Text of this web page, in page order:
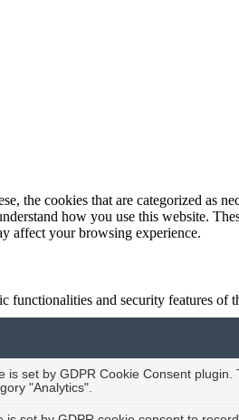
cookies that are categorized as
how you use this website.
affect your browsing experience.
functionalities and security features of
is set by GDPR Cookie Consent
"Analytics".